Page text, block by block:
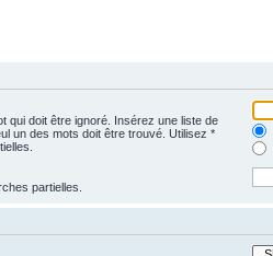
qui doit être ignoré. Insérez une liste de
un des mots doit être trouvé. Utilisez *
partielles.